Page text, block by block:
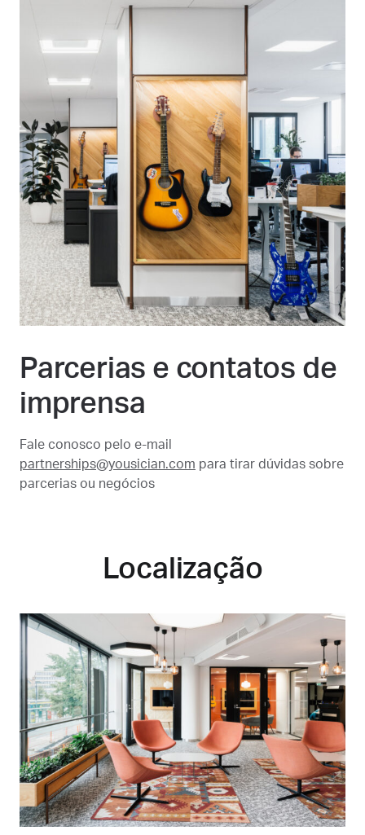
Parcerias e contatos de
imprensa
Fale conosco pelo e-mail
partnerships@yousician.com para tirar dúvidas sobre
parcerias ou negócios
Localização